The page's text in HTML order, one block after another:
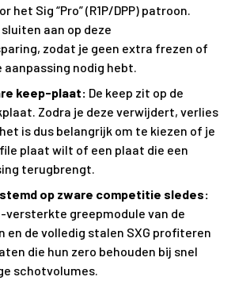
het Sig “Pro” (R1P/DPP) patroon.
aan op deze
zodat je geen extra frezen of
nodig hebt.
keep-plaat: De keep zit op de
Zodra je deze verwijdert, verlies
is dus belangrijk om te kiezen of je
plaat wilt of een plaat die een
terugbrengt.
op zware competitie sledes:
versterkte greepmodule van de
en de volledig stalen SXG profiteren
die hun zero behouden bij snel
schotvolumes.